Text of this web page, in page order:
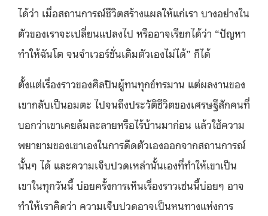
ได้ว่า เมื่อสถานการณ์ชีวิตสร้างแผลให้แก่เรา บางอย่างใน
ตัวของเราจะเปลี่ยนแปลงไป หรืออาจเรียกได้ว่า “ปัญหา
ทำให้ฉันโต จนจำเวอร์ชั่นเดิมตัวเองไม่ได้” ก็ได้
ตั้งแต่เรื่องราวของศิลปินผู้ทนทุกข์ทรมาน แต่ผลงานของ
เขากลับเป็นอมตะ ไปจนถึงประวัติชีวิตของเศรษฐีสักคนที่
บอกว่าเขาเคยล้มละลายหรือไร้บ้านมาก่อน แล้วใช้ความ
พยายามของเขาเองในการดีดตัวเองออกจากสถานการณ์
นั้นๆ ได้ และความเจ็บปวดเหล่านั้นเองที่ทำให้เขาเป็น
เขาในทุกวันนี้ บ่อยครั้งการเห็นเรื่องราวเช่นนี้บ่อยๆ อาจ
ทำให้เราคิดว่า ความเจ็บปวดอาจเป็นหนทางแห่งการ